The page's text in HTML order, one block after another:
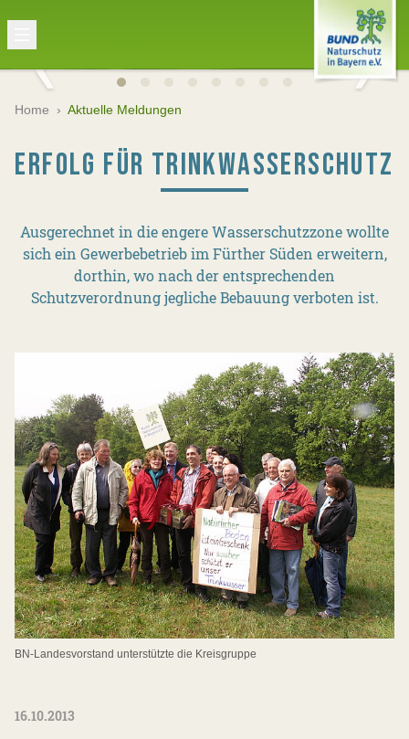
Home › Aktuelle Meldungen
ERFOLG FÜR TRINKWASSERSCHUTZ
Ausgerechnet in die engere Wasserschutzzone wollte
sich ein Gewerbebetrieb im Fürther Süden erweitern,
dorthin, wo nach der entsprechenden
Schutzverordnung jegliche Bebauung verboten ist.
BN-Landesvorstand unterstützte die Kreisgruppe
16.10.2013